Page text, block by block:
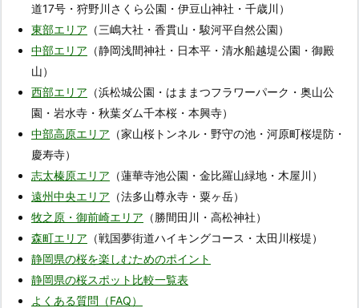
道17号・狩野川さくら公園・伊豆山神社・千歳川）
東部エリア （三嶋大社・香貫山・駿河平自然公園）
中部エリア （静岡浅間神社・日本平・清水船越堤公園・御殿
山）
西部エリア （浜松城公園・はままつフラワーパーク・奥山公
園・岩水寺・秋葉ダム千本桜・本興寺）
中部高原エリア （家山桜トンネル・野守の池・河原町桜堤防・
慶寿寺）
志太榛原エリア （蓮華寺池公園・金比羅山緑地・木屋川）
遠州中央エリア （法多山尊永寺・粟ヶ岳）
牧之原・御前崎エリア （勝間田川・高松神社）
森町エリア （戦国夢街道ハイキングコース・太田川桜堤）
静岡県の桜を楽しむためのポイント
静岡県の桜スポット比較一覧表
よくある質問（FAQ）